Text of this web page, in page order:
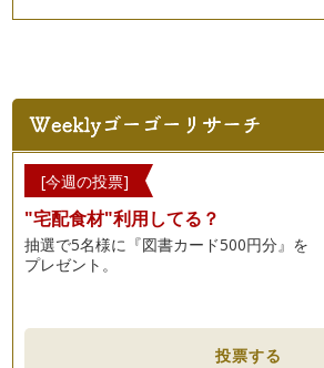
[今週の投票]
"宅配食材"利用してる？
抽選で5名様に『図書カード500円分』を
プレゼント。
投票する